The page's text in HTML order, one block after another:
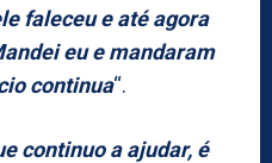
faleceu e até agora
eu e mandaram
continua“.
continuo a ajudar, é